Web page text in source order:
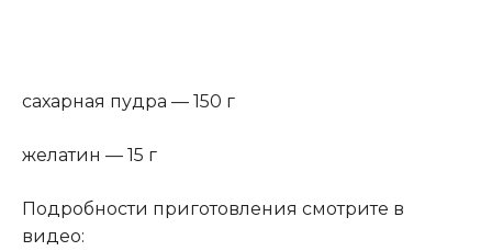
сахарная пудра — 150 г
желатин — 15 г
Подробности приготовления смотрите в
видео: